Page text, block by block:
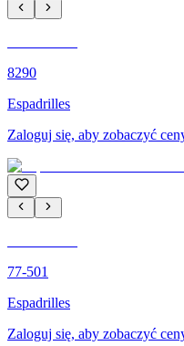
8290
Espadrilles
Zaloguj się, aby zobaczyć
77-501
Espadrilles
Zaloguj się, aby zobaczyć